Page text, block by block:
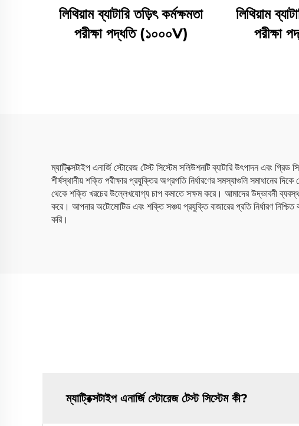
লিথিয়াম ব্যাটারি তড়িৎ কর্মক্ষমতা
পরীক্ষা পদ্ধতি (১০০০V)
লিথিয়াম
পরীক্ষা
ম্যাট্রিক্সটাইপ এনার্জি স্টোরেজ টেস্ট সিস্টেম সলিউশনটি ব্যাটারি উৎপাদন এবং
শীর্ষস্থানীয় শক্তি পরীক্ষার প্রযুক্তির অগ্রগতি নির্ধারণের সমস্যাগুলি সমাধানের
থেকে শক্তি খরচের উল্লেখযোগ্য চাপ কমাতে সক্ষম করে। আমাদের উদ্ভাবনী
করে। আপনার অটোমোটিভ এবং শক্তি সঞ্চয় প্রযুক্তি বাজারের প্রতি নির্ধারণ
করি।
ম্যাট্রিক্সটাইপ এনার্জি স্টোরেজ টেস্ট সিস্টেম কী?